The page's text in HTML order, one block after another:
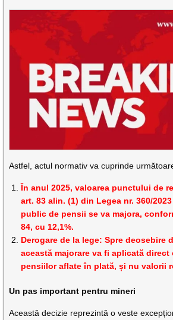
Astfel, actul normativ va cuprinde
În anul 2025, valoarea punctului de
art. 83 alin. (1) din Legea nr. 360/
public de pensii se va majora,
84, cu 12,1%.
Derogare de la lege: Spre deosebire
această majorare va fi aplicată direct
pensiilor aflate în plată, și nu valorii
Un pas important pentru mineri
Această decizie reprezintă o veste